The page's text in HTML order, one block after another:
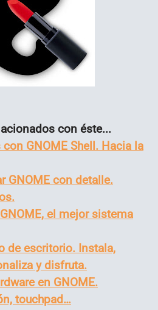
con éste...
GNOME Shell. Hacia la
GNOME con detalle.
el mejor sistema
de escritorio. Instala,
y disfruta.
en GNOME.
touchpad…